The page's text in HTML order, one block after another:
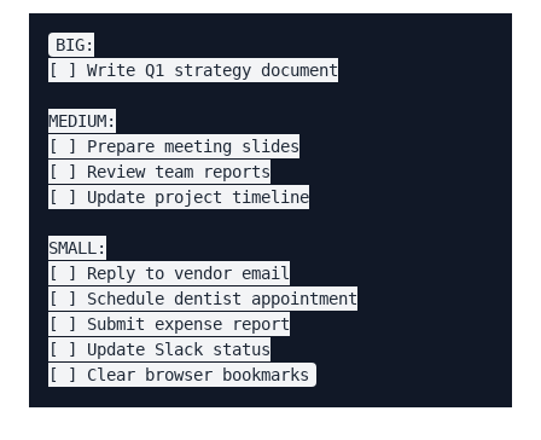
BIG:
[ ] Write Q1 strategy document
MEDIUM:
[ ] Prepare meeting slides
[ ] Review team reports
[ ] Update project timeline
SMALL:
[ ] Reply to vendor email
[ ] Schedule dentist appointment
[ ] Submit expense report
[ ] Update Slack status